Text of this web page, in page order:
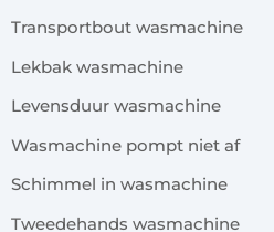
Transportbout wasmachine
Lekbak wasmachine
Levensduur wasmachine
Wasmachine pompt niet af
Schimmel in wasmachine
Tweedehands wasmachine